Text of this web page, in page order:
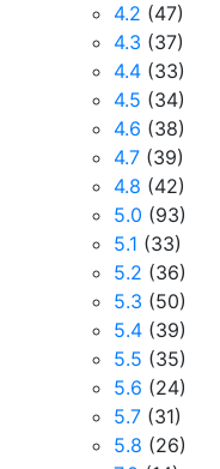
4.2 (47)
4.3 (37)
4.4 (33)
4.5 (34)
4.6 (38)
4.7 (39)
4.8 (42)
5.0 (93)
5.1 (33)
5.2 (36)
5.3 (50)
5.4 (39)
5.5 (35)
5.6 (24)
5.7 (31)
5.8 (26)